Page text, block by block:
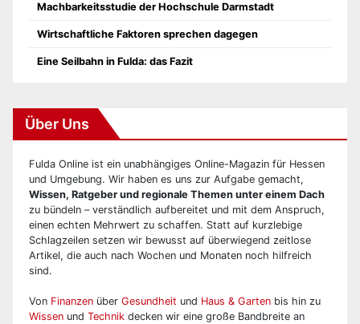
Machbarkeitsstudie der Hochschule Darmstadt
Wirtschaftliche Faktoren sprechen dagegen
Eine Seilbahn in Fulda: das Fazit
Über Uns
Fulda Online ist ein unabhängiges Online-Magazin für Hessen
und Umgebung. Wir haben es uns zur Aufgabe gemacht,
Wissen, Ratgeber und regionale Themen unter einem Dach
zu bündeln – verständlich aufbereitet und mit dem Anspruch,
einen echten Mehrwert zu schaffen. Statt auf kurzlebige
Schlagzeilen setzen wir bewusst auf überwiegend zeitlose
Artikel, die auch nach Wochen und Monaten noch hilfreich
sind.
Von Finanzen über Gesundheit und Haus & Garten bis hin zu
Wissen und Technik decken wir eine große Bandbreite an